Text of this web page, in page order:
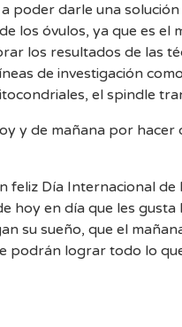
poder darle una
los óvulos, ya que es el
los resultados de las
de investigación
el spindle
y de mañana por hacer
hoy en día que les gusta
su sueño, que el
podrán lograr todo lo